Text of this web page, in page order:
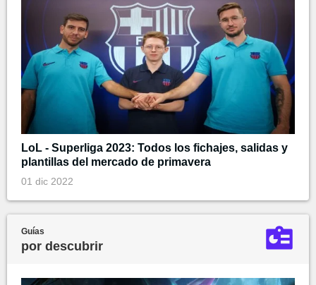
LoL - Superliga 2023: Todos los fichajes, salidas y
plantillas del mercado de primavera
01 dic 2022
Guías
por descubrir